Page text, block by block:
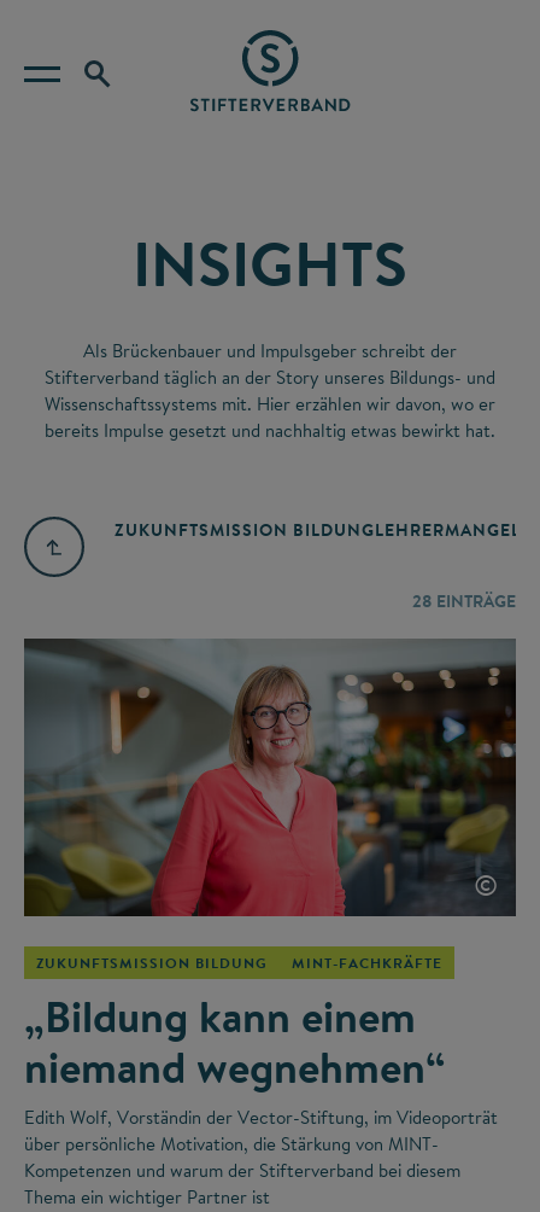
INSIGHTS
Als Brückenbauer und Impulsgeber schreibt der
Stifterverband täglich an der Story unseres Bildungs- und
Wissenschaftssystems mit. Hier erzählen wir davon, wo er
bereits Impulse gesetzt und nachhaltig etwas bewirkt hat.
ZUKUNFTSMISSION BILDUNGLEHRERMANGEL
28 EINTRÄGE
©
ZUKUNFTSMISSION BILDUNG MINT-FACHKRÄFTE
„Bildung kann einem
niemand wegnehmen“
Edith Wolf, Vorständin der Vector-Stiftung, im Videoporträt
über persönliche Motivation, die Stärkung von MINT-
Kompetenzen und warum der Stifterverband bei diesem
Thema ein wichtiger Partner ist